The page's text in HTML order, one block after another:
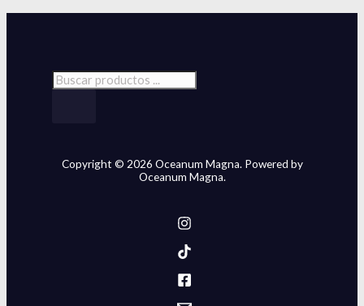
Copyright © 2026 Oceanum Magna. Powered by
Oceanum Magna.